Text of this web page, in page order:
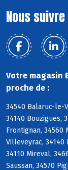
Nous
Votre magasin
proche de :
34540 Balaruc-le-
34140 Bouzigues,
Frontignan, 34560
Villeveyrac, 34140
34110 Mireval,
Saussan, 34570